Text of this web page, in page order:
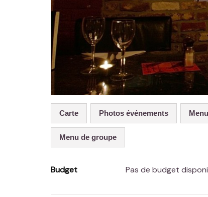
Carte Photos événements
Menu de groupe
Budget Pas de budget